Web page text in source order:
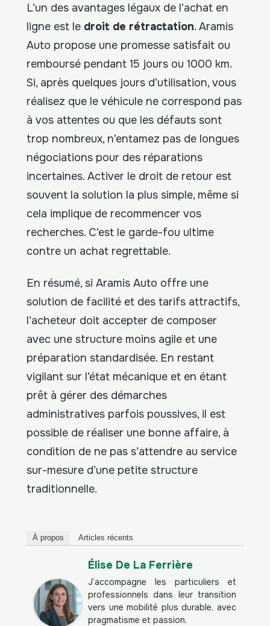
L’un des avantages légaux de l’achat en
ligne est le droit de rétractation. Aramis
Auto propose une promesse satisfait ou
remboursé pendant 15 jours ou 1000 km.
Si, après quelques jours d’utilisation, vous
réalisez que le véhicule ne correspond pas
à vos attentes ou que les défauts sont
trop nombreux, n’entamez pas de longues
négociations pour des réparations
incertaines. Activer le droit de retour est
souvent la solution la plus simple, même si
cela implique de recommencer vos
recherches. C’est le garde-fou ultime
contre un achat regrettable.
En résumé, si Aramis Auto offre une
solution de facilité et des tarifs attractifs,
l’acheteur doit accepter de composer
avec une structure moins agile et une
préparation standardisée. En restant
vigilant sur l’état mécanique et en étant
prêt à gérer des démarches
administratives parfois poussives, il est
possible de réaliser une bonne affaire, à
condition de ne pas s’attendre au service
sur-mesure d’une petite structure
traditionnelle.
À propos Articles récents
Élise De La Ferrière
J’accompagne les particuliers et
professionnels dans leur transition
vers une mobilité plus durable, avec
pragmatisme et passion.